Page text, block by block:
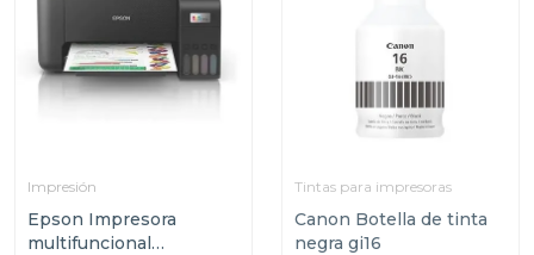
Impresión
Epson Impresora
multifuncional
Tintas para impresoras
Canon Botella de tinta
negra gi16